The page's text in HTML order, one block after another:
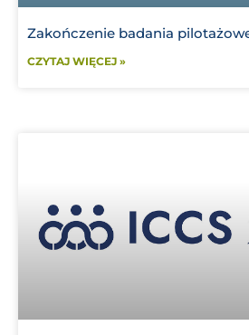
Zakończenie badania
CZYTAJ WIĘCEJ »